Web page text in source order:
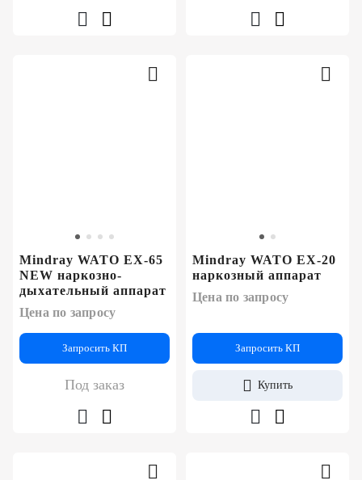
Mindray WATO EX-65
NEW наркозно-
дыхательный аппарат
Цена по запросу
Запросить КП
Под заказ
Mindray WATO EX-20
наркозный аппарат
Цена по запросу
Запросить КП
Купить